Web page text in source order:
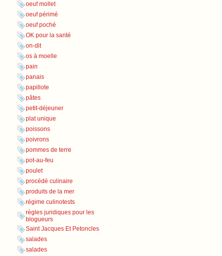
oeuf mollet
oeuf périmé
oeuf poché
OK pour la santé
on-dit
os à moelle
pain
panais
papillote
pâtes
petit-déjeuner
plat unique
poissons
poivrons
pommes de terre
pot-au-feu
poulet
procédé culinaire
produits de la mer
régime culinotests
règles juridiques pour les
blogueurs
Saint Jacques Et Petoncles
salades
salades